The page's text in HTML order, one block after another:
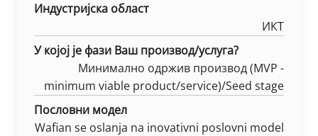
Индустријска област
ИКТ
У којој је фази Ваш производ/услуга?
Минимално одржив производ (MVP -
minimum viable product/service)/Seed stage
Пословни модел
Wafian se oslanja na inovativni poslovni model